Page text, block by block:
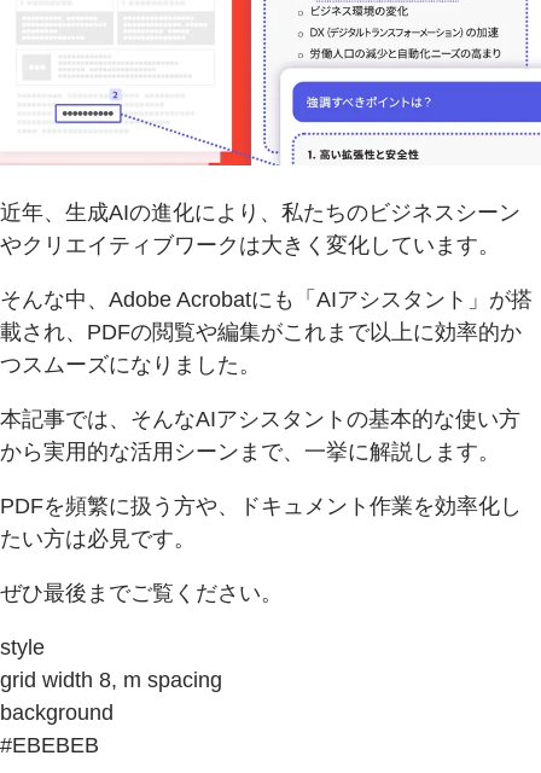
近年、生成AIの進化により、私たちのビジネスシーン
やクリエイティブワークは大きく変化しています。
そんな中、Adobe Acrobatにも「AIアシスタント」が搭
載され、PDFの閲覧や編集がこれまで以上に効率的か
つスムーズになりました。
本記事では、そんなAIアシスタントの基本的な使い方
から実用的な活用シーンまで、一挙に解説します。
PDFを頻繁に扱う方や、ドキュメント作業を効率化し
たい方は必見です。
ぜひ最後までご覧ください。
style
grid width 8, m spacing
background
#EBEBEB